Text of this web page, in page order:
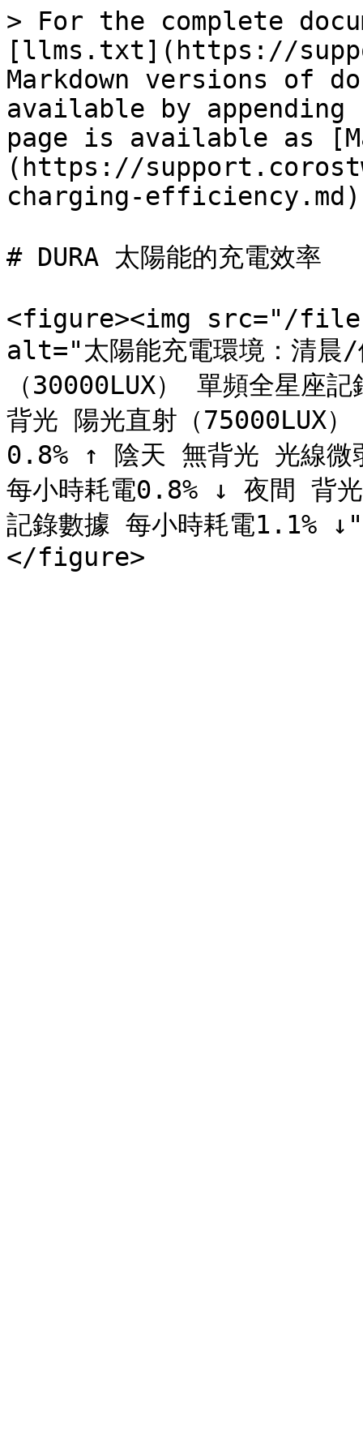
> For the complete
[llms.txt](https://
Markdown versions of
available by
page is available as
(https://
charging-
# DURA 太陽能的充電效率
<figure><img src="/
alt="太陽能充電環境：清晨
（30000LUX） 單頻全星座
背光 陽光直射（75000LUX
0.8% ↑ 陰天 無背光 光線微
每小時耗電0.8% ↓ 夜間 背
記錄數據 每小時耗電